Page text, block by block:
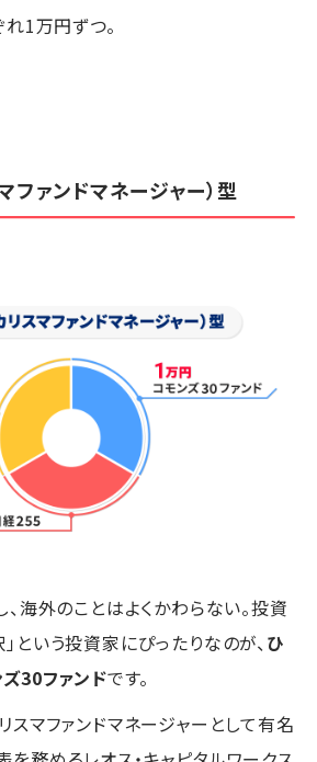
れ1万円ずつ。
ファンドマネージャー）型
、海外のことはよくかわらない。投資
という投資家にぴったりなのが、ひ
30ファンドです。
スマファンドマネージャーとして有名